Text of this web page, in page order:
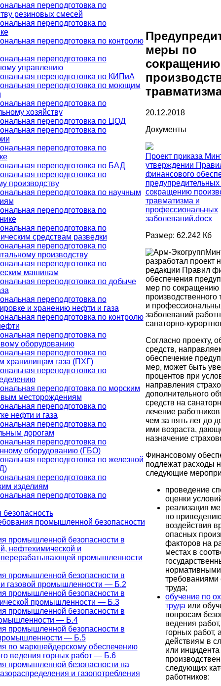
переподготовка по
резиновых смесей
переподготовка по
переподготовка по контролю
переподготовка по
управлению
переподготовка по КИПиА
переподготовка по моющим
переподготовка по
хозяйству
переподготовка по ЦОД
переподготовка по
переподготовка по
переподготовка по БАД
переподготовка по
производству
переподготовка по научным
переподготовка по
переподготовка по
средствам разведки
переподготовка по
производству
переподготовка по
машинам
переподготовка по добыче
переподготовка по
и хранению нефти и газа
переподготовка по контролю
переподготовка по
оборудованию
переподготовка по
хранилищам газа (ПХГ)
переподготовка по
переподготовка по морским
месторождениям
переподготовка по
нефти и газа
переподготовка по
дорогам
переподготовка по
оборудованию (ГБО)
переподготовка по железной
переподготовка по
изделиям
переподготовка по
промышленной безопасности
промышленной безопасности в
нефтехимической и
промышленности
промышленной безопасности в
газовой промышленности — Б.2
промышленной безопасности в
промышленности — Б.3
промышленной безопасности в
— Б.4
промышленной безопасности в
— Б.5
по маркшейдерскому обеспечению
ведения горных работ — Б.6
промышленной безопасности на
и газопотребления
меры по
сокращению
20.12.2018
Документы
Проект приказа
утверждении
финансового
сокращению
травматизма и
профессиональных
заболеваний.docx
Размер: 62.242 Кб
разработал проект
редакции Правил
обеспечения
мер по сокращению
производственного
и
заболеваний
санаторно-
Согласно проекту,
средств,
обеспечение
мер, может быть
процентов при
направления
дополнительного
средств на
лечение
чем за пять лет до
ими возраста,
назначение
Финансовому
подлежат расходы
следующие
проведение
оценки
реализация
по
воздействия
опасных
факторов на
местах в
нормативными
требованиями
труда;
обучение по
труда или
вопросам
ведения
горных работ,
действиям в
или
следующих
работников: